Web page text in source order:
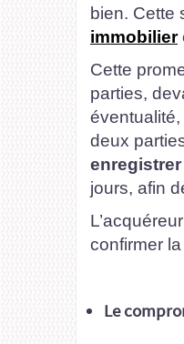
bien. Cette
immobilier
Cette
parties,
deux
jours, afin
confirmer
Le